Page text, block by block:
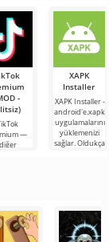
bir dünyada
-
—
diğer
XAPK
Installer
XAPK Installer -
android'e.xapk
uygulamalarını
yüklemenizi
sağlar. Oldukça